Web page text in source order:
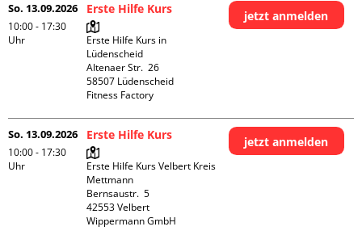
So. 13.09.2026
10:00 - 17:30
Uhr
Erste Hilfe Kurs
Erste Hilfe Kurs in
Lüdenscheid
Altenaer Str.  26
58507 Lüdenscheid
Fitness Factory
jetzt anmelden
So. 13.09.2026
10:00 - 17:30
Uhr
Erste Hilfe Kurs
Erste Hilfe Kurs Velbert Kreis
Mettmann
Bernsaustr.  5
42553 Velbert
Wippermann GmbH
jetzt anmelden